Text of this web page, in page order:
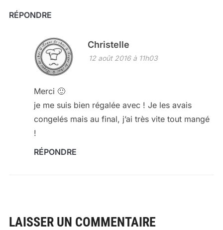
RÉPONDRE
Christelle
12 août 2016 à 11h03
Merci 🙂
je me suis bien régalée avec ! Je les avais
congelés mais au final, j’ai très vite tout mangé
!
RÉPONDRE
LAISSER UN COMMENTAIRE